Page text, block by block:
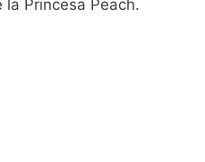
Princesa Peach.